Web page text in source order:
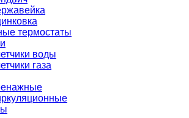
термостаты
воды
газа